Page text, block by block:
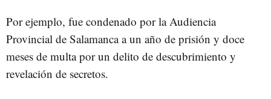
Por ejemplo, fue condenado por la Audiencia
Provincial de Salamanca a un año de prisión y doce
meses de multa por un delito de descubrimiento y
revelación de secretos.